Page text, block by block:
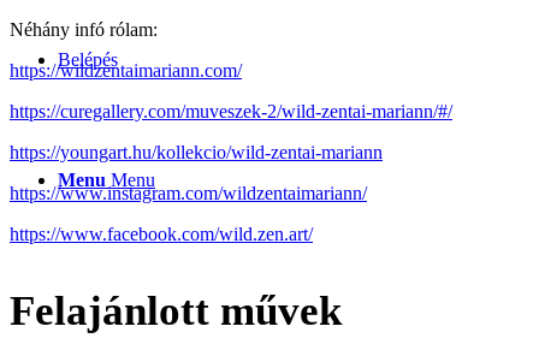
Belépés
Menu Menu
Néhány infó rólam:
https://wildzentaimariann.com/
https://curegallery.com/muveszek-2/wild-zentai-mariann/#/
https://youngart.hu/kollekcio/wild-zentai-mariann
https://www.instagram.com/wildzentaimariann/
https://www.facebook.com/wild.zen.art/
Felajánlott művek